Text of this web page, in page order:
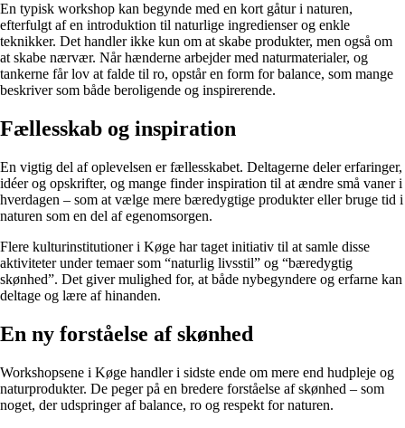
En typisk workshop kan begynde med en kort gåtur i naturen,
efterfulgt af en introduktion til naturlige ingredienser og enkle
teknikker. Det handler ikke kun om at skabe produkter, men også om
at skabe nærvær. Når hænderne arbejder med naturmaterialer, og
tankerne får lov at falde til ro, opstår en form for balance, som mange
beskriver som både beroligende og inspirerende.
Fællesskab og inspiration
En vigtig del af oplevelsen er fællesskabet. Deltagerne deler erfaringer,
idéer og opskrifter, og mange finder inspiration til at ændre små vaner i
hverdagen – som at vælge mere bæredygtige produkter eller bruge tid i
naturen som en del af egenomsorgen.
Flere kulturinstitutioner i Køge har taget initiativ til at samle disse
aktiviteter under temaer som “naturlig livsstil” og “bæredygtig
skønhed”. Det giver mulighed for, at både nybegyndere og erfarne kan
deltage og lære af hinanden.
En ny forståelse af skønhed
Workshopsene i Køge handler i sidste ende om mere end hudpleje og
naturprodukter. De peger på en bredere forståelse af skønhed – som
noget, der udspringer af balance, ro og respekt for naturen.